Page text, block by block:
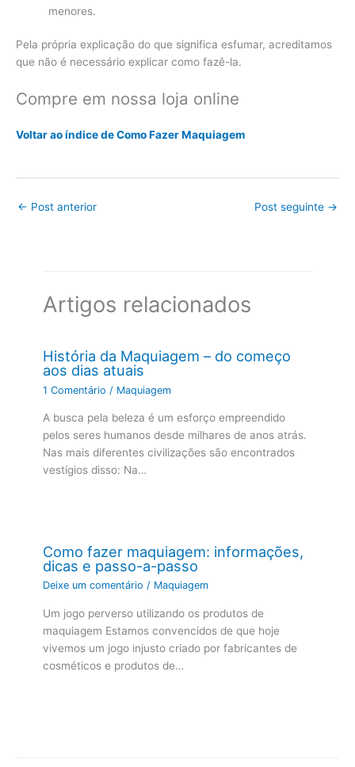
menores.
Pela própria explicação do que significa esfumar, acreditamos
que não é necessário explicar como fazê-la.
Compre em nossa loja online
Voltar ao índice de Como Fazer Maquiagem
← Post anterior Post seguinte →
Artigos relacionados
História da Maquiagem – do começo
aos dias atuais
1 Comentário / Maquiagem
A busca pela beleza é um esforço empreendido
pelos seres humanos desde milhares de anos atrás.
Nas mais diferentes civilizações são encontrados
vestígios disso: Na…
Como fazer maquiagem: informações,
dicas e passo-a-passo
Deixe um comentário / Maquiagem
Um jogo perverso utilizando os produtos de
maquiagem Estamos convencidos de que hoje
vivemos um jogo injusto criado por fabricantes de
cosméticos e produtos de…